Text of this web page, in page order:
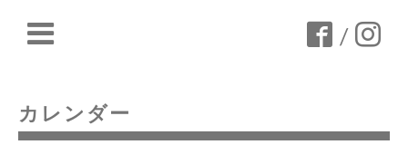
/
カレンダー